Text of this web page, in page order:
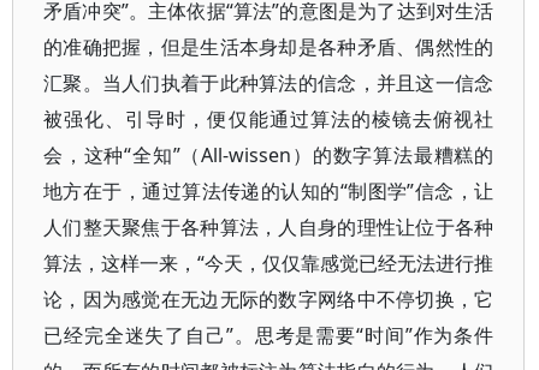
矛盾冲突”。主体依据“算法”的意图是为了达到对生活
的准确把握，但是生活本身却是各种矛盾、偶然性的
汇聚。当人们执着于此种算法的信念，并且这一信念
被强化、引导时，便仅能通过算法的棱镜去俯视社
会，这种“全知”（All-wissen）的数字算法最糟糕的
地方在于，通过算法传递的认知的“制图学”信念，让
人们整天聚焦于各种算法，人自身的理性让位于各种
算法，这样一来，“今天，仅仅靠感觉已经无法进行推
论，因为感觉在无边无际的数字网络中不停切换，它
已经完全迷失了自己”。思考是需要“时间”作为条件